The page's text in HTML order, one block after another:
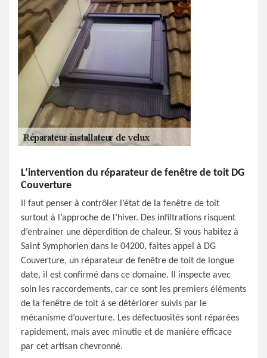
L’intervention du réparateur de fenêtre de toit DG
Couverture
Il faut penser à contrôler l’état de la fenêtre de toit
surtout à l’approche de l’hiver. Des infiltrations risquent
d’entrainer une déperdition de chaleur. Si vous habitez à
Saint Symphorien dans le 04200, faites appel à DG
Couverture, un réparateur de fenêtre de toit de longue
date, il est confirmé dans ce domaine. Il inspecte avec
soin les raccordements, car ce sont les premiers éléments
de la fenêtre de toit à se détériorer suivis par le
mécanisme d’ouverture. Les défectuosités sont réparées
rapidement, mais avec minutie et de manière efficace
par cet artisan chevronné.